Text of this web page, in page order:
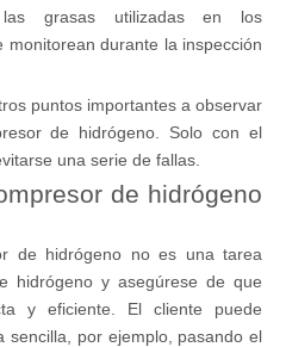
las grasas utilizadas en los
durante la inspección
puntos importantes a observar
de hidrógeno. Solo con el
una serie de fallas.
de hidrógeno
de hidrógeno no es una tarea
hidrógeno y asegúrese de que
y eficiente. El cliente puede
sencilla, por ejemplo, pasando el